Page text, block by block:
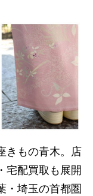
きもの青木。店
宅配買取も展開
・埼玉の首都圏